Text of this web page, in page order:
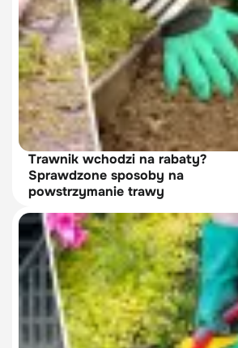
Trawnik wchodzi na rabaty?
Sprawdzone sposoby na
powstrzymanie trawy